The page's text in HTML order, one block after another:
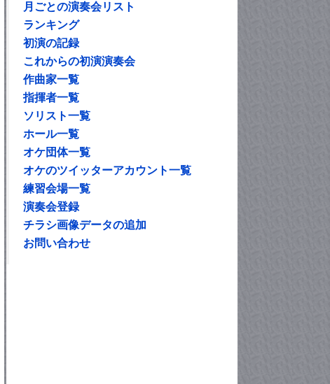
月ごとの演奏会リスト
ランキング
初演の記録
これからの初演演奏会
作曲家一覧
指揮者一覧
ソリスト一覧
ホール一覧
オケ団体一覧
オケのツイッターアカウント一覧
練習会場一覧
演奏会登録
チラシ画像データの追加
お問い合わせ